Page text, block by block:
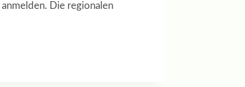
anmelden. Die regionalen